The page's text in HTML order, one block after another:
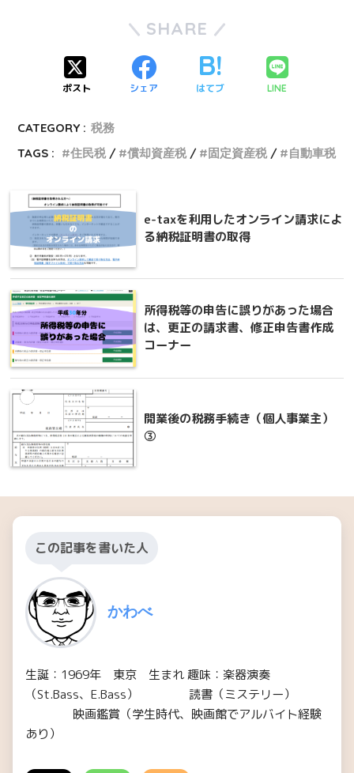
SHARE
ポスト シェア はてブ LINE
CATEGORY : 税務
TAGS :
住民税 償却資産税 固定資産税 自動車税
e-taxを利用したオンライン請求によ
る納税証明書の取得
所得税等の申告に誤りがあった場合
は、更正の請求書、修正申告書作成
コーナー
開業後の税務手続き（個人事業主）
③
この記事を書いた人
かわべ
生誕：1969年 東京 生まれ 趣味：楽器演奏
（St.Bass、E.Bass） 読書（ミステリー）
映画鑑賞（学生時代、映画館でアルバイト経験
あり）